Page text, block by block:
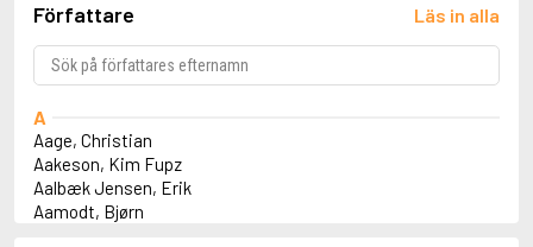
Författare Läs in alla
A
Aage, Christian
Aakeson, Kim Fupz
Aalbæk Jensen, Erik
Aamodt, Bjørn